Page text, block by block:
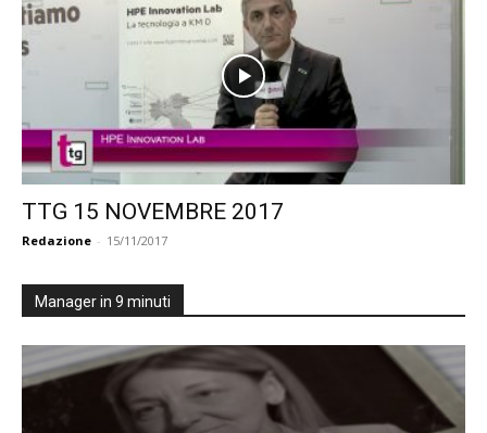
TTG 15 NOVEMBRE 2017
Redazione - 15/11/2017
Manager in 9 minuti